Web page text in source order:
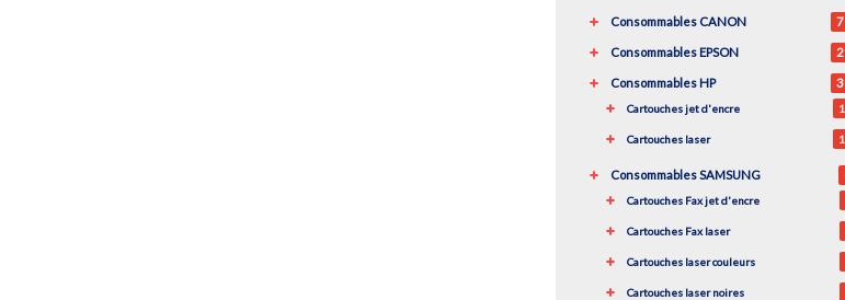
Consommables CANON
Consommables EPSON
Consommables HP
Cartouches jet d'encre
Cartouches laser
Consommables SAMSUNG
Cartouches Fax jet d'encre
Cartouches Fax laser
Cartouches laser couleurs
Cartouches laser noires